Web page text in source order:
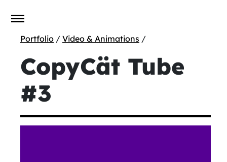
Portfolio / Video & Animations /
CopyCät Tube
#3